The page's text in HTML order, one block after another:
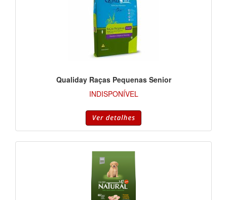
Qualiday Raças Pequenas Senior
INDISPONÍVEL